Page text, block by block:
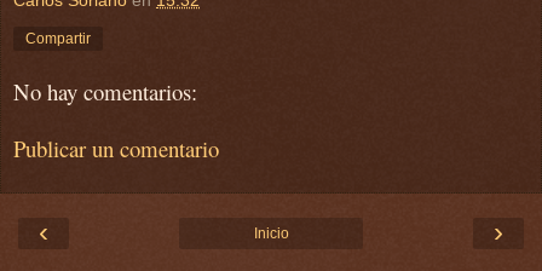
Compartir
No hay comentarios:
Publicar un comentario
‹ ›
Inicio